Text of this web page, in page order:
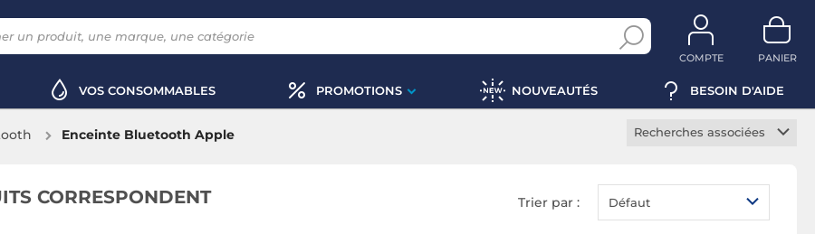
COMPTE PANIER
VOS CONSOMMABLES PROMOTIONS NOUVEAUTÉS BESOIN D'AIDE
Enceinte Bluetooth Apple
Recherches associées
Enceinte Bluetooth
Marshall
CORRESPONDENT Trier par : Défaut